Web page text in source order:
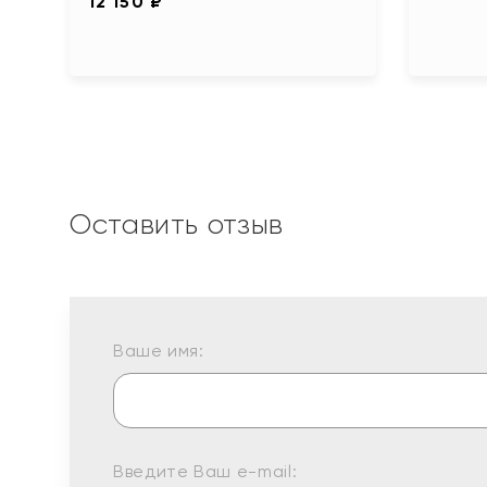
Оставить отзыв
Ваше имя:
Введите Ваш e-mail: